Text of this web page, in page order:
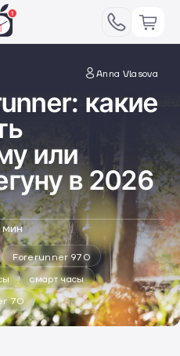
Anna Vlasova
какие
или
в 2026
Forerunner 970
смарт часы
70